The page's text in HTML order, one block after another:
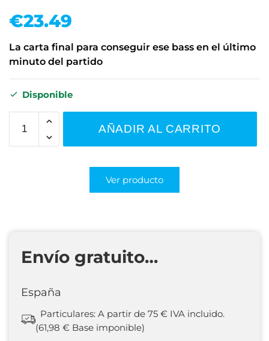
€23.49
La carta final para conseguir ese bass en el último
minuto del partido
Disponible
AÑADIR AL CARRITO
Ver producto
Envío gratuito…
España
Particulares: A partir de 75 € IVA incluido.
(61,98 € Base imponible)